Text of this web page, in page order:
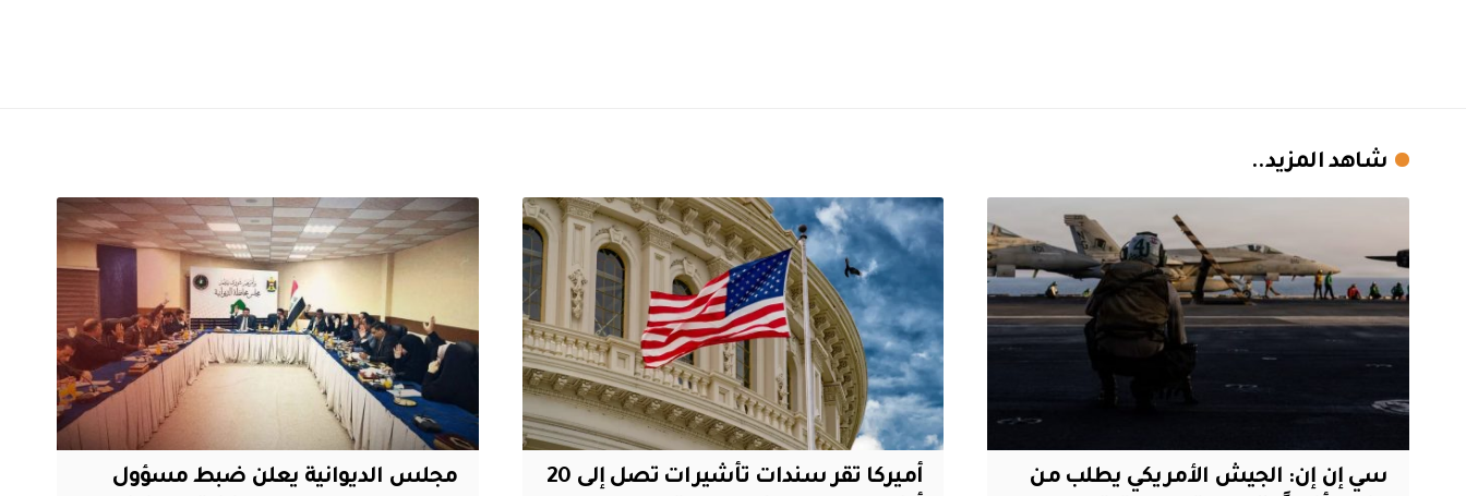
شاهد المزيد..
سي إن إن: الجيش الأمريكي يطلب من
أميركا تقر سندات تأشيرات تصل إلى 20
مجلس الديوانية يعلن ضبط مسؤول